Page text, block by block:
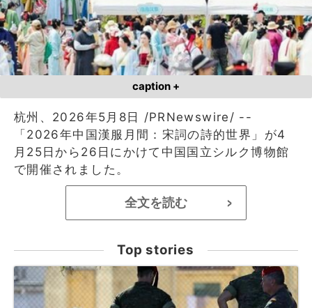
caption +
杭州、2026年5月8日 /PRNewswire/ --
「2026年中国漢服月間：宋詞の詩的世界」が4
月25日から26日にかけて中国国立シルク博物館
で開催されました。
全文を読む >
Top stories